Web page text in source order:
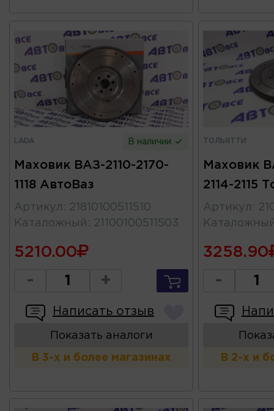
LADA В наличии
Маховик ВАЗ-2110-2170-
1118 АвтоВаз
Артикул : 21810100511510
Каталожный : 21100100511503
5210.00
- +
Написать отзыв
Показать аналоги
В 3-х и более магазинах
ТОЛЬЯТТИ
Маховик
2114-2115
Артикул :
3258.90
-
В 2-х и